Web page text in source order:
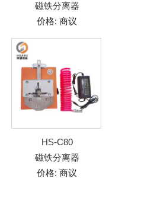
磁铁分离器
价格: 商议
HS-C80
磁铁分离器
价格: 商议